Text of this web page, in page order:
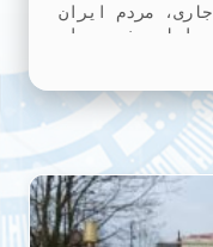
مردم ایران
اساسی خود مواجه